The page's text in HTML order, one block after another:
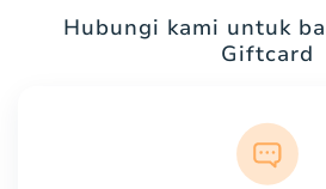
Hubungi kami untuk
Giftcard